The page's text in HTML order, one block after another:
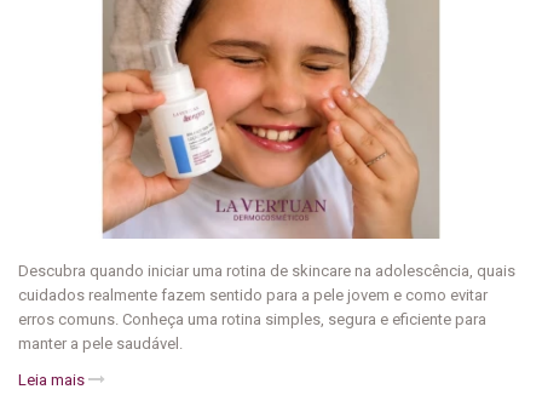
Descubra quando iniciar uma rotina de skincare na adolescência, quais
cuidados realmente fazem sentido para a pele jovem e como evitar
erros comuns. Conheça uma rotina simples, segura e eficiente para
manter a pele saudável.
Leia mais